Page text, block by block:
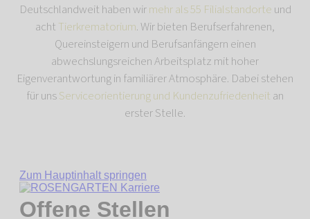
Deutschlandweit haben wirmehr als 55 Filialstandorte und
acht Tierkrematorium. Wir bieten Berufserfahrenen,
Quereinsteigern und Berufsanfängern einen
abwechslungsreichen Arbeitsplatz mit hoher
Eigenverantwortung in familiärer Atmosphäre. Dabei stehen
für unsServiceorientierung und Kundenzufriedenheit an
erster Stelle.